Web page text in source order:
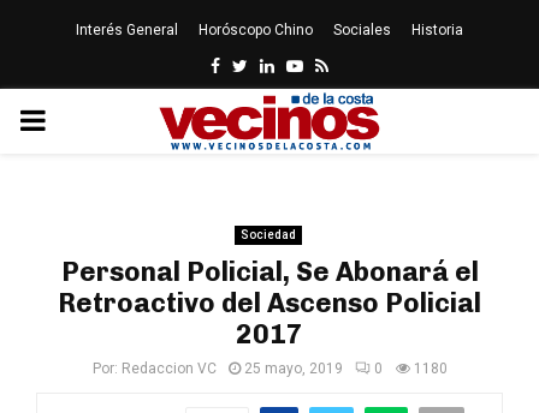
Interés General Horóscopo Chino Sociales Historia
Facebook
Twitter
LinkedinYoutube
Rss
PRIMARY
Sociedad
Personal Policial, Se Abonará el
Retroactivo del Ascenso Policial
2017
Por: Redaccion VC 25 mayo, 2019 0 1180